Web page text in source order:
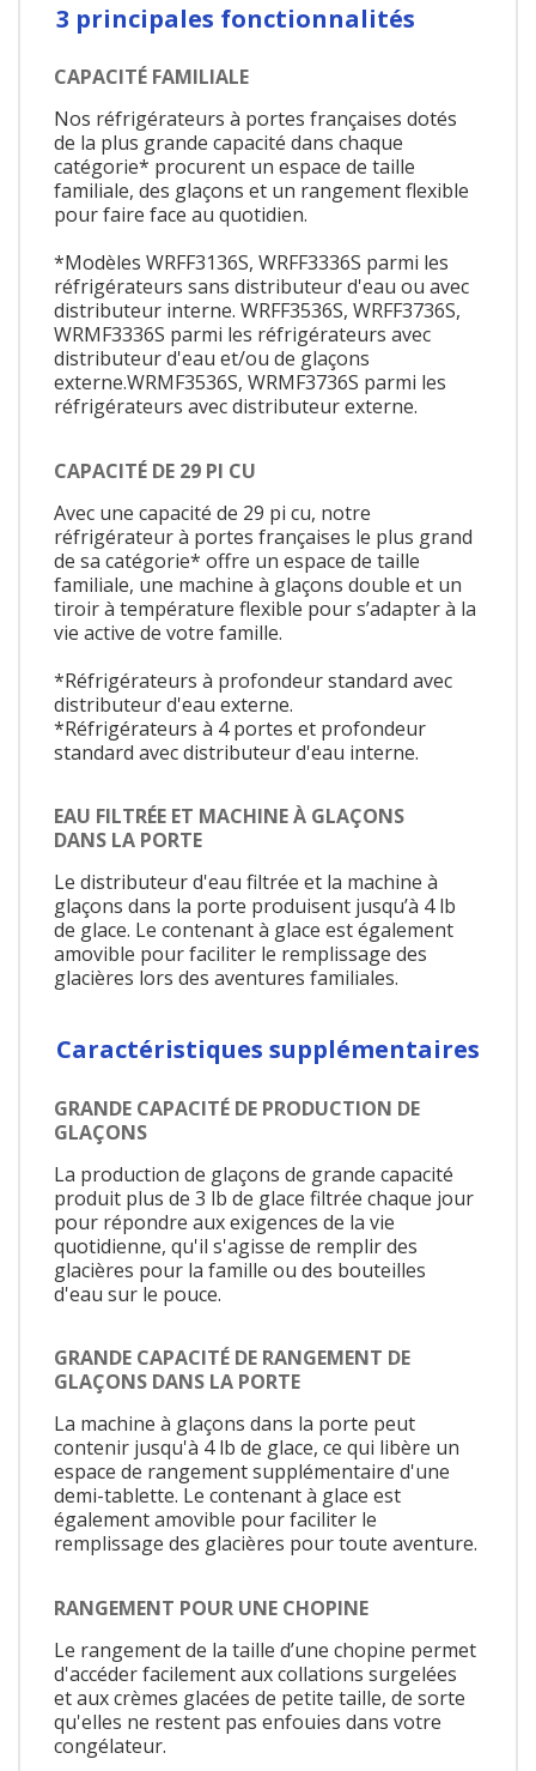
3 principales fonctionnalités
CAPACITÉ FAMILIALE
Nos réfrigérateurs à portes françaises dotés
de la plus grande capacité dans chaque
catégorie* procurent un espace de taille
familiale, des glaçons et un rangement flexible
pour faire face au quotidien.
*Modèles WRFF3136S, WRFF3336S parmi les
réfrigérateurs sans distributeur d'eau ou avec
distributeur interne. WRFF3536S, WRFF3736S,
WRMF3336S parmi les réfrigérateurs avec
distributeur d'eau et/ou de glaçons
externe.WRMF3536S, WRMF3736S parmi les
réfrigérateurs avec distributeur externe.
CAPACITÉ DE 29 PI CU
Avec une capacité de 29 pi cu, notre
réfrigérateur à portes françaises le plus grand
de sa catégorie* offre un espace de taille
familiale, une machine à glaçons double et un
tiroir à température flexible pour s’adapter à la
vie active de votre famille.
*Réfrigérateurs à profondeur standard avec
distributeur d'eau externe.
*Réfrigérateurs à 4 portes et profondeur
standard avec distributeur d'eau interne.
EAU FILTRÉE ET MACHINE À GLAÇONS
DANS LA PORTE
Le distributeur d'eau filtrée et la machine à
glaçons dans la porte produisent jusqu’à 4 lb
de glace. Le contenant à glace est également
amovible pour faciliter le remplissage des
glacières lors des aventures familiales.
Caractéristiques supplémentaires
GRANDE CAPACITÉ DE PRODUCTION DE
GLAÇONS
La production de glaçons de grande capacité
produit plus de 3 lb de glace filtrée chaque jour
pour répondre aux exigences de la vie
quotidienne, qu'il s'agisse de remplir des
glacières pour la famille ou des bouteilles
d'eau sur le pouce.
GRANDE CAPACITÉ DE RANGEMENT DE
GLAÇONS DANS LA PORTE
La machine à glaçons dans la porte peut
contenir jusqu'à 4 lb de glace, ce qui libère un
espace de rangement supplémentaire d'une
demi-tablette. Le contenant à glace est
également amovible pour faciliter le
remplissage des glacières pour toute aventure.
RANGEMENT POUR UNE CHOPINE
Le rangement de la taille d’une chopine permet
d'accéder facilement aux collations surgelées
et aux crèmes glacées de petite taille, de sorte
qu'elles ne restent pas enfouies dans votre
congélateur.